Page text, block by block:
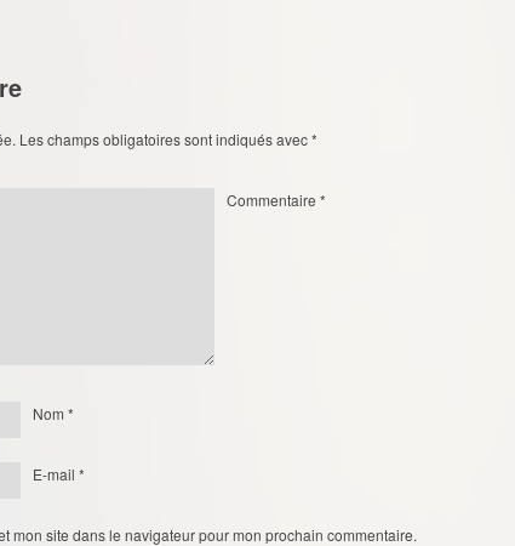
Les champs obligatoires sont indiqués avec*
Commentaire *
Nom *
E-mail *
mon site dans le navigateur pour mon prochain commentaire.